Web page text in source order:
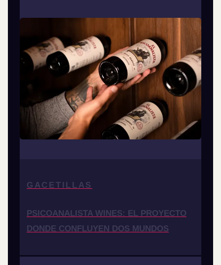
GACETILLAS
PSICOANALISTA WINES: EL PROYECTO
DONDE CONFLUYEN DOS MUNDOS